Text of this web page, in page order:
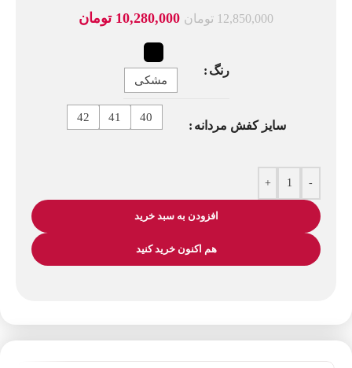
12,850,000 تومان 10,280,000 تومان
رنگ
مشکی
سایز کفش مردانه
40
41
42
-
+
افزودن به سبد خرید
هم اکنون خرید کنید